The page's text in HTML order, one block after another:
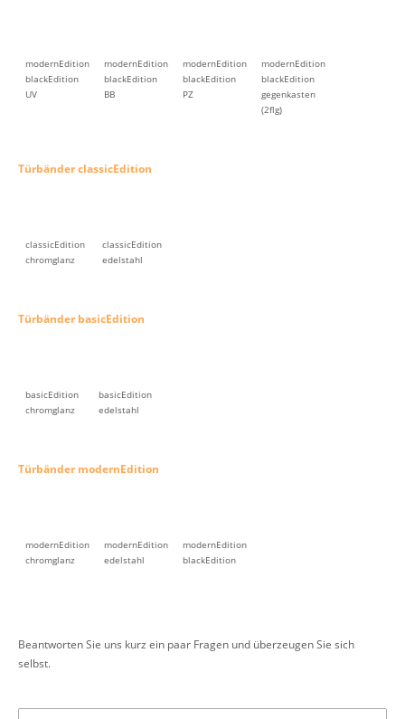
modernEdition
blackEdition
UV
modernEdition
blackEdition
BB
modernEdition
blackEdition
PZ
modernEdition
blackEdition
gegenkasten
(2flg)
Türbänder classicEdition
classicEdition
chromglanz
classicEdition
edelstahl
Türbänder basicEdition
basicEdition
chromglanz
basicEdition
edelstahl
Türbänder modernEdition
modernEdition
chromglanz
modernEdition
edelstahl
modernEdition
blackEdition
Beantworten Sie uns kurz ein paar Fragen und überzeugen Sie sich
selbst.